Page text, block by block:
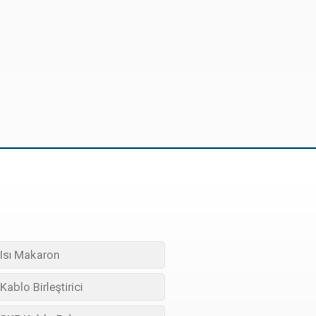
Isı Makaron
Kablo Birleştirici